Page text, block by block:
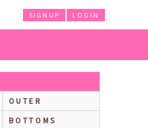
LOGIN
SIGNUP
OUTER
BOTTOMS